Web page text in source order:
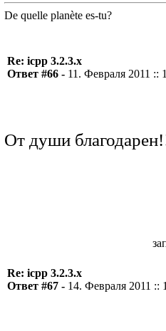
De quelle planète es-tu?
Re: icpp 3.2.3.x
Ответ #66 - 11. Февраля 2011 ::
От души
Re: icpp 3.2.3.x
Ответ #67 - 14. Февраля 2011 ::